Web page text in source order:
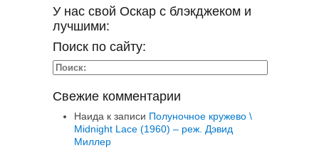
У нас свой Оскар с блэкджеком и
лучшими:
Поиск по сайту:
Свежие комментарии
Наида к записи Полуночное кружево \
Midnight Lace (1960) – реж. Дэвид
Миллер